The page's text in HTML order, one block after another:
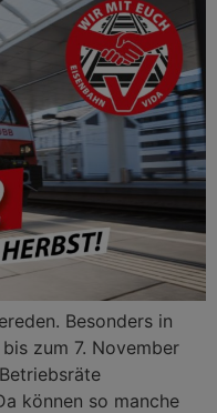
Besonders in
zum 7. November
können so manche